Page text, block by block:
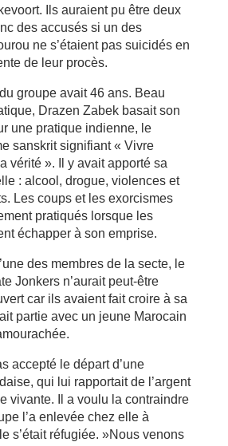
Ils auraient pu être deux
des accusés si un des
ne s’étaient pas suicidés en
de leur procès.
groupe avait 46 ans. Beau
Drazen Zabek basait son
une pratique indienne, le
sanskrit signifiant « Vivre
vérité ». Il y avait apporté sa
: alcool, drogue, violences et
Les coups et les exorcismes
pratiqués lorsque les
échapper à son emprise.
des membres de la secte, le
Jonkers n’aurait peut-être
car ils avaient fait croire à sa
partie avec un jeune Marocain
accepté le départ d’une
qui lui rapportait de l’argent
vivante. Il a voulu la contraindre
l’a enlevée chez elle à
s’était réfugiée. »Nous venons